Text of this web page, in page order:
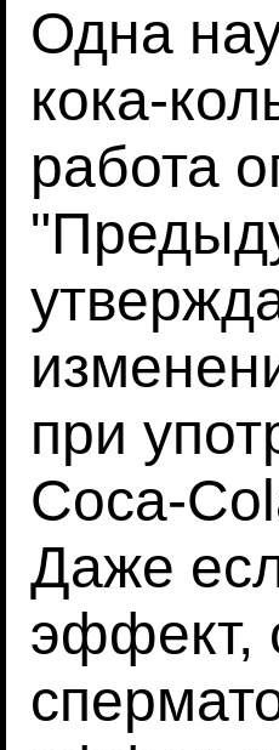
Одна
кока-
работа
при
Coca-
Даже
эффект,